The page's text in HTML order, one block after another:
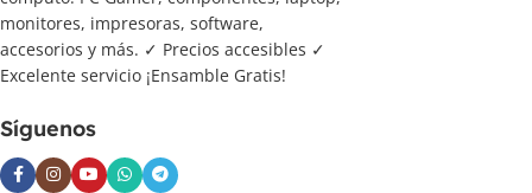
monitores, impresoras, software,
accesorios y más. ✓ Precios accesibles ✓
Excelente servicio ¡Ensamble Gratis!
Síguenos